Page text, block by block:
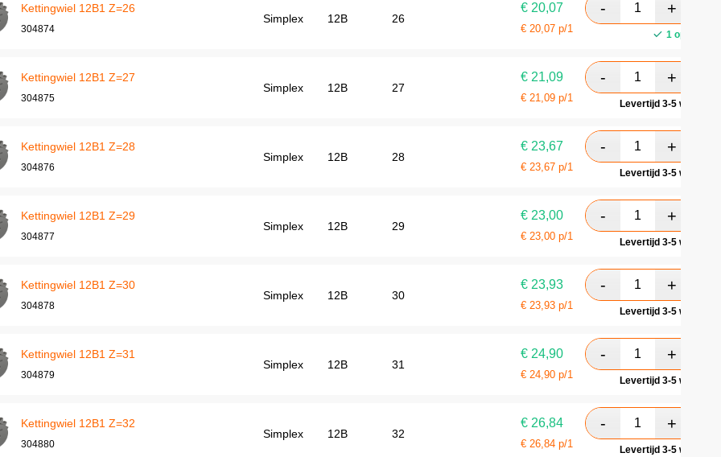
Kettingwiel 12B1 Z=26
304874
Simplex 12B 26
€ 20,07
€ 20,07 p/1 1 op
Kettingwiel 12B1 Z=27
304875
Simplex 12B 27
€ 21,09
€ 21,09 p/1 Levertijd 3-5
Kettingwiel 12B1 Z=28
304876
Simplex 12B 28
€ 23,67
€ 23,67 p/1 Levertijd 3-5
Kettingwiel 12B1 Z=29
304877
Simplex 12B 29
€ 23,00
€ 23,00 p/1 Levertijd 3-5
Kettingwiel 12B1 Z=30
304878
Simplex 12B 30
€ 23,93
€ 23,93 p/1 Levertijd 3-5
Kettingwiel 12B1 Z=31
304879
Simplex 12B 31
€ 24,90
€ 24,90 p/1 Levertijd 3-5
Kettingwiel 12B1 Z=32
304880
Simplex 12B 32
€ 26,84
€ 26,84 p/1 Levertijd 3-5